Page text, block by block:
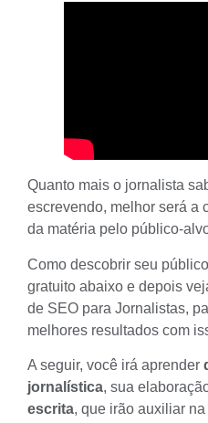
Quanto mais o jornalista
escrevendo, melhor será a
da matéria pelo público-
Como descobrir seu
gratuito abaixo e depois
de SEO para Jornalistas,
melhores resultados com
A seguir, você irá aprender
jornalística, sua
escrita, que irão auxiliar na